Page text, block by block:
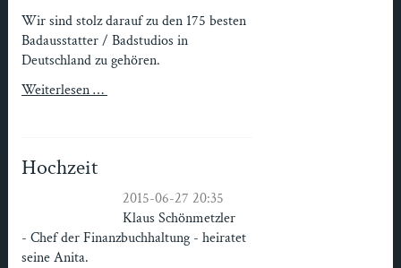
Wir sind stolz darauf zu den 175 besten
Badausstatter / Badstudios in
Deutschland zu gehören.
Weiterlesen …
Hochzeit
2015-06-27 20:35
Klaus Schönmetzler
- Chef der Finanzbuchhaltung - heiratet
seine Anita.